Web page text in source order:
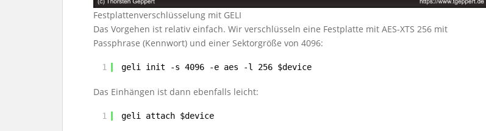
Festplattenverschlüsselung mit GELI
Das Vorgehen ist relativ einfach. Wir verschlüsseln eine Festplatte mit AES-XTS 256 mit
Passphrase (Kennwort) und einer Sektorgröße von 4096:
1 geli init -s 4096 -e aes -l 256 $device
Das Einhängen ist dann ebenfalls leicht:
1 geli attach $device